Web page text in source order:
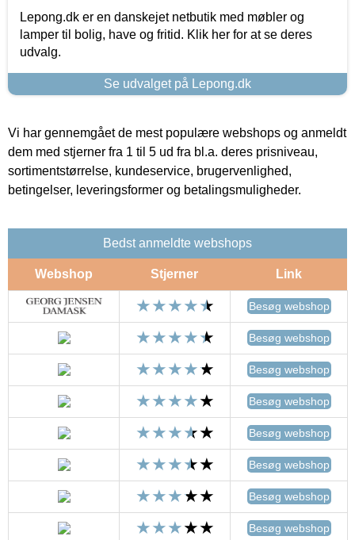
Lepong.dk er en danskejet netbutik med møbler og
lamper til bolig, have og fritid. Klik her for at se deres
udvalg.
Se udvalget på Lepong.dk
Vi har gennemgået de mest populære webshops og anmeldt
dem med stjerner fra 1 til 5 ud fra bl.a. deres prisniveau,
sortimentstørrelse, kundeservice, brugervenlighed,
betingelser, leveringsformer og betalingsmuligheder.
Bedst anmeldte webshops
Webshop Stjerner Link
Besøg webshop
Besøg webshop
Besøg webshop
Besøg webshop
Besøg webshop
Besøg webshop
Besøg webshop
Besøg webshop